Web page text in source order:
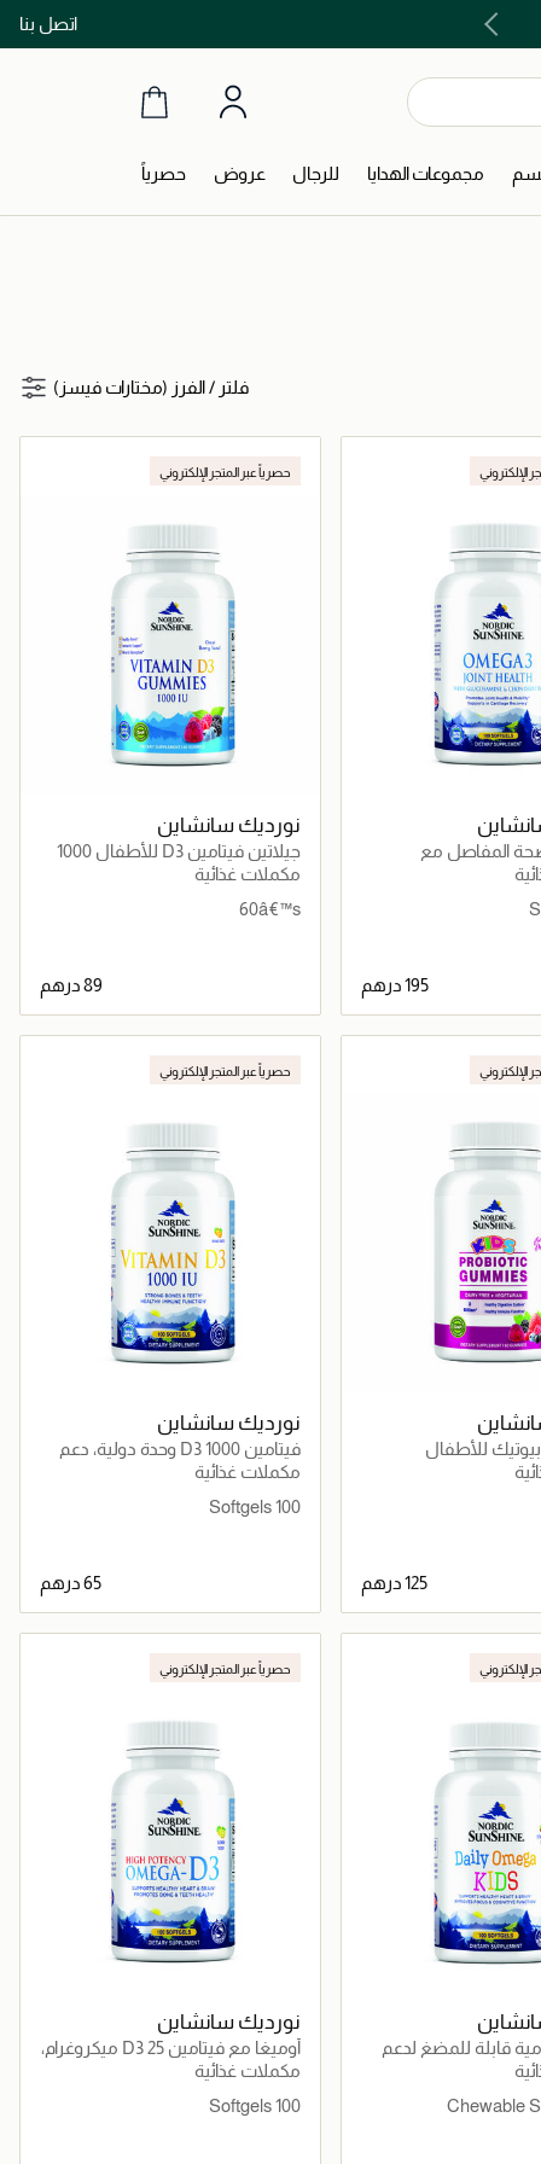
اتصل بنااشتري الآن و ادفع لاحقاً مع تابي و تمارا!
مجموعات الهدايا للرجال عروض حصرياً
فلتر /الفرز (مختارات فيسز)
الإلكتروني
3 لصحة المفاصل مع
والشوندرويتين
⁦195⁩ درهم
جاري تحميل التفاصيل
حصرياً عبر المتجر الإلكتروني
نورديك سانشاين
جيلاتين فيتامين D3 للأطفال 1000
وحدة دولية
مكملات غذائية
60â€™s
جاري تحميل التفاصيل
الإلكتروني
للأطفال
⁦125⁩ درهم
جاري تحميل التفاصيل
حصرياً عبر المتجر الإلكتروني
نورديك سانشاين
فيتامين D3 1000 وحدة دولية، دعم
المناعة والعظام والمزاج وامتصاص
مكملات غذائية
100 Softgels
جاري تحميل التفاصيل
الإلكتروني
3 يومية قابلة للمضغ لدعم
والمناعة
حصرياً عبر المتجر الإلكتروني
نورديك سانشاين
أوميغا مع فيتامين D3 25 ميكروغرام،
تركيز عالي EPA + DHA
مكملات غذائية
100 Softgels